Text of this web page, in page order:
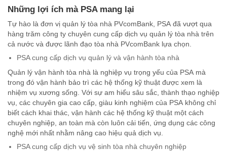
Những lợi ích mà PSA mang lại
Tự hào là đơn vị quản lý tòa nhà PVcomBank, PSA đã vượt qua
hàng trăm công ty chuyên cung cấp dịch vụ quản lý tòa nhà trên
cả nước và được lãnh đạo tòa nhà PVcomBank lựa chọn.
PSA cung cấp dịch vụ quản lý và vận hành tòa nhà
Quản lý vận hành tòa nhà là nghiệp vụ trọng yếu của PSA mà
trong đó vận hành bảo trì các hệ thống kỹ thuật được xem là
nhiệm vụ xương sống. Với sự am hiểu sâu sắc, thành thạo nghiệp
vụ, các chuyên gia cao cấp, giàu kinh nghiệm của PSA không chỉ
biết cách khai thác, vận hành các hệ thống kỹ thuật một cách
chuyên nghiệp, an toàn mà còn luôn cải tiến, ứng dụng các công
nghệ mới nhất nhằm nâng cao hiệu quả dịch vụ.
PSA cung cấp dịch vụ vệ sinh tòa nhà chuyên nghiệp